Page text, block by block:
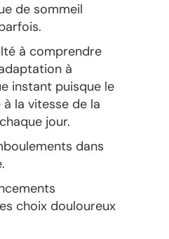
de sommeil
à comprendre
à
instant puisque le
la vitesse de la
jour.
dans
choix douloureux